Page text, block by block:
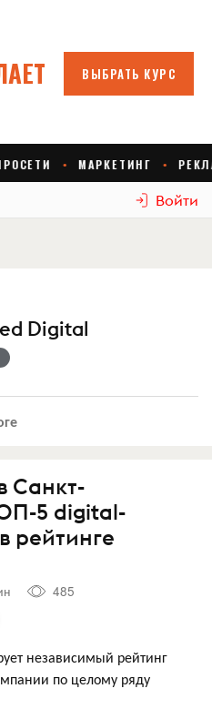
Войти
Digital
Санкт-
5 digital-
рейтинге
485
независимый рейтинг
по целому ряду